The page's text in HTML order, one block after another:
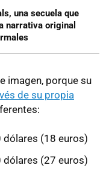
una secuela que
narrativa original
imagen, porque su
de su propia
dólares (18 euros)
dólares (27 euros)